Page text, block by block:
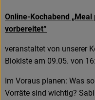
Online-Kochabend
vorbereitet“
veranstaltet von unserer
Biokiste am 09.05. von
Im Voraus planen: Was
Vorräte sind wichtig?